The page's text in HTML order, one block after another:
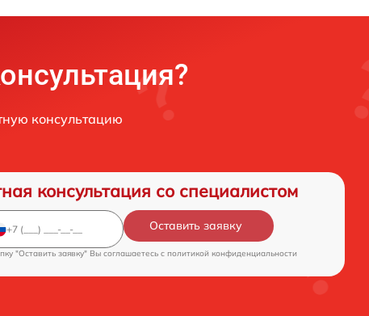
консультацию
консультация со специалистом
Оставить заявку
"Оставить заявку" Вы соглашаетесь c политикой конфиденциальности